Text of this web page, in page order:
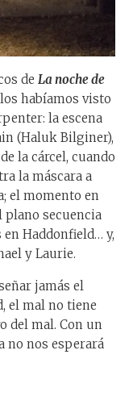
de La noche de
habíamos visto
la escena
(Haluk Bilginer),
la cárcel, cuando
la máscara a
el momento en
plano secuencia
Haddonfield… y,
y Laurie.
jamás el
el mal no tiene
del mal. Con un
no nos esperará